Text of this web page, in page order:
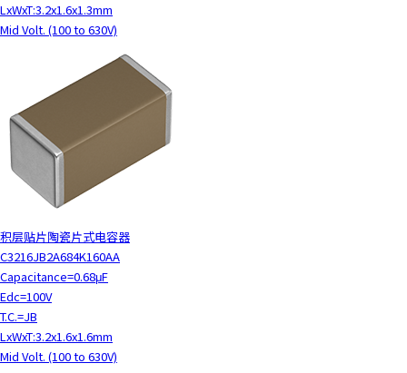
LxWxT:3.2x1.6x1.3mm
Mid Volt. (100 to 630V)
积层贴片陶瓷片式电容器
C3216JB2A684K160AA
Capacitance=0.68μF
Edc=100V
T.C.=JB
LxWxT:3.2x1.6x1.6mm
Mid Volt. (100 to 630V)